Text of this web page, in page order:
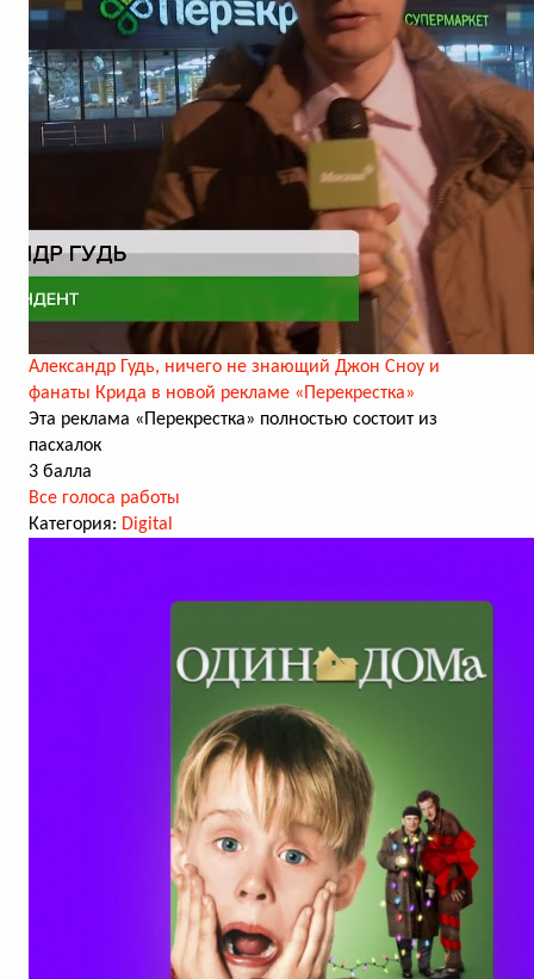
Александр Гудь, ничего не знающий Джон Сноу и
фанаты Крида в новой рекламе «Перекрестка»
Эта реклама «Перекрестка» полностью состоит из
пасхалок
3 балла
Все голоса работы
Категория: Digital